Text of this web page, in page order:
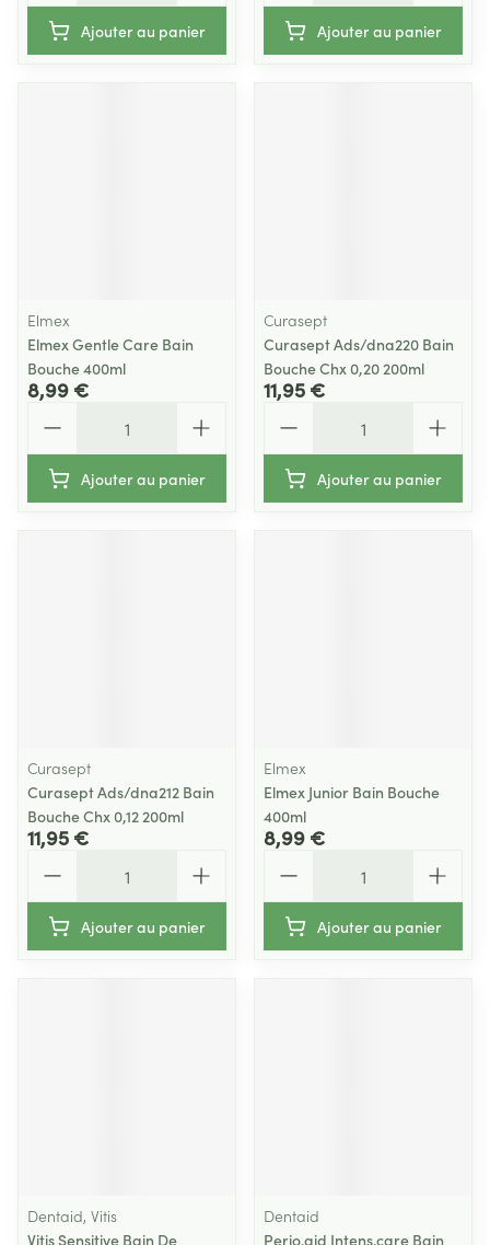
Ajouter au panier Ajouter au panier
Elmex
Elmex Gentle Care Bain
Bouche 400ml
8,99 €
Ajouter au panier
Curasept
Curasept Ads/dna220 Bain
Bouche Chx 0,20 200ml
11,95 €
Ajouter au panier
Curasept
Curasept Ads/dna212 Bain
Bouche Chx 0,12 200ml
11,95 €
Ajouter au panier
Elmex
Elmex Junior Bain Bouche
400ml
8,99 €
Ajouter au panier
Dentaid, Vitis
Vitis Sensitive Bain De
Dentaid
Perio.aid Intens.care Bain